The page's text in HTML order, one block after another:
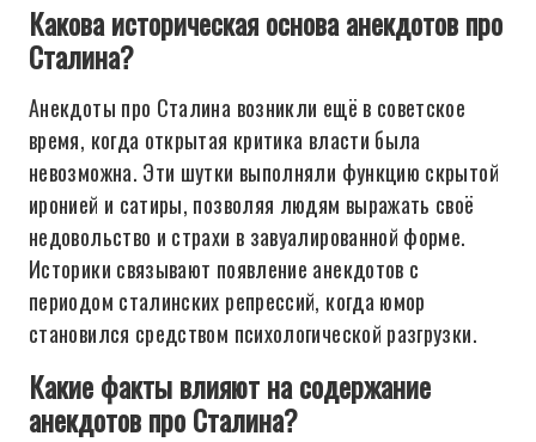
Какова историческая основа анекдотов про
Сталина?
Анекдоты про Сталина возникли ещё в советское
время, когда открытая критика власти была
невозможна. Эти шутки выполняли функцию скрытой
иронией и сатиры, позволяя людям выражать своё
недовольство и страхи в завуалированной форме.
Историки связывают появление анекдотов с
периодом сталинских репрессий, когда юмор
становился средством психологической разгрузки.
Какие факты влияют на содержание
анекдотов про Сталина?